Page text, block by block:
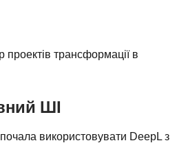
трансформації в
ШІ
використовувати DeepL з